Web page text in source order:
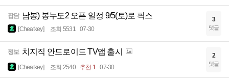
잡담 남봉) 봉누도2 오픈 일정 9/5(토)로 픽스
[Cheatkey] 조회 5531 07-30
3
댓글
정보 치지직 안드로이드 TV앱 출시
[Cheatkey] 조회 2540 추천 1 07-30
2
댓글